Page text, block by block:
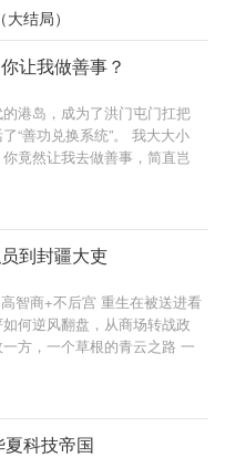
天，连抓7个惯偷，1个绑架
一个B通。 第三天，挖出了隐
。 第四天…… 交警大队队
咋天天往刑侦那边送人？”
警队的，给老子站出来。彻
中流传着一个传说，“哪里都
，必被抓！”
结局）
让我做善事？
港岛，成为了洪门屯门扛把
“善功兑换系统”。 我大大小
竟然让我去做善事，简直岂
弟做起了正当生意，奖励善功
利院五百万，奖励善功5000
够用来兑换各种东西后，沈栋
诚：一千万善款？你确定捐
文彬：很难相信这个与孩子
大佬。 陆启昌：沈栋有慈善
...... 我是洪兴扛把子沈栋，一
成了港岛最有名的大富豪和
到封疆大吏
智商+不后宫 重生在被送进看
何逆风翻盘，从商场转战政
方，一个草根的青云之路 一
七情六欲，也有着做一番事
治也好，做一个能够守住良
成功。
科技帝国